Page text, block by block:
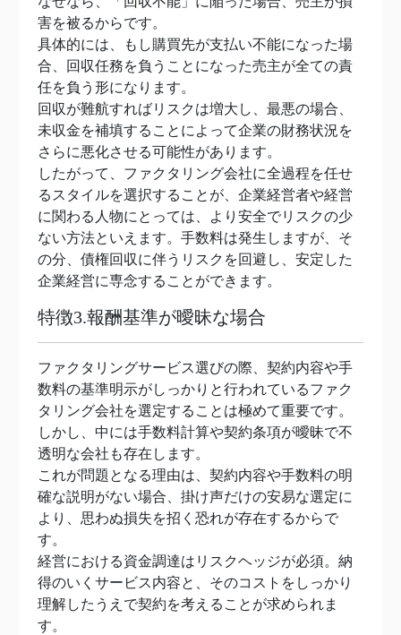
害を被るからです。
具体的には、もし購買先が支払い不能になった場
合、回収任務を負うことになった売主が全ての責
任を負う形になります。
回収が難航すればリスクは増大し、最悪の場合、
未収金を補填することによって企業の財務状況を
さらに悪化させる可能性があります。
したがって、ファクタリング会社に全過程を任せ
るスタイルを選択することが、企業経営者や経営
に関わる人物にとっては、より安全でリスクの少
ない方法といえます。手数料は発生しますが、そ
の分、債権回収に伴うリスクを回避し、安定した
企業経営に専念することができます。
特徴3.報酬基準が曖昧な場合
ファクタリングサービス選びの際、契約内容や手
数料の基準明示がしっかりと行われているファク
タリング会社を選定することは極めて重要です。
しかし、中には手数料計算や契約条項が曖昧で不
透明な会社も存在します。
これが問題となる理由は、契約内容や手数料の明
確な説明がない場合、掛け声だけの安易な選定に
より、思わぬ損失を招く恐れが存在するからで
す。
経営における資金調達はリスクヘッジが必須。納
得のいくサービス内容と、そのコストをしっかり
理解したうえで契約を考えることが求められま
す。